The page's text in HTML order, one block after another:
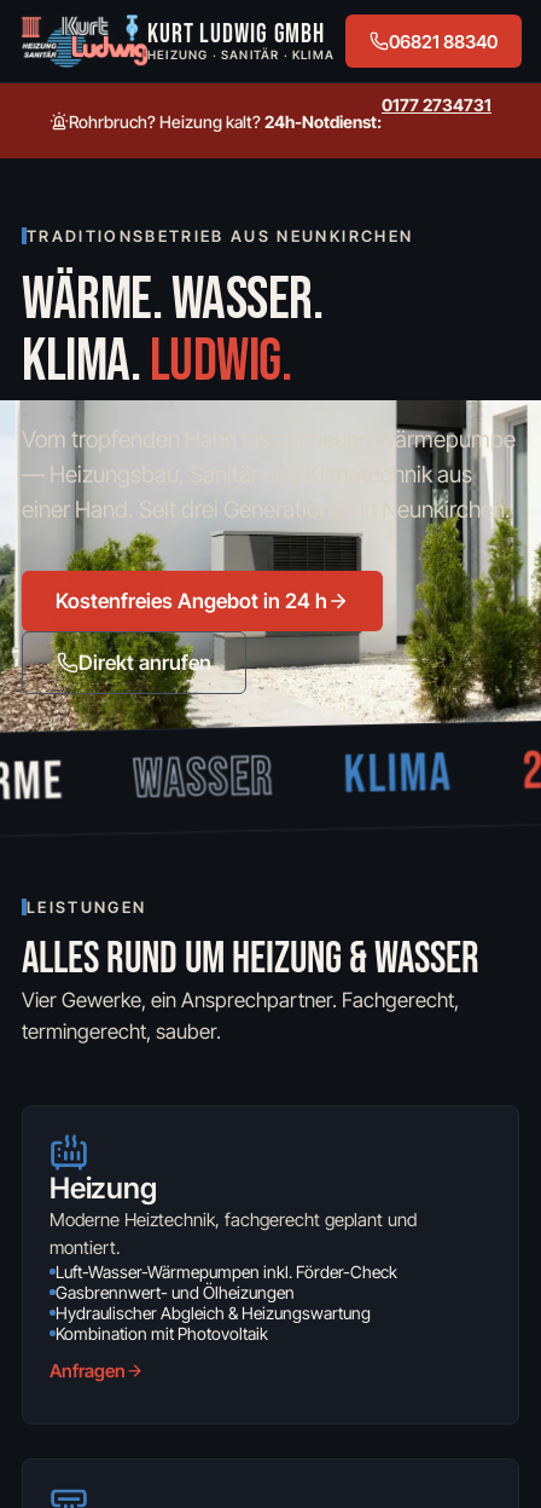
Kurt Ludwig GmbH
HEIZUNG · SANITÄR · KLIMA
06821 88340
Rohrbruch? Heizung kalt?24h-Notdienst:
0177 2734731
TRADITIONSBETRIEB AUS NEUNKIRCHEN
WÄRME. WASSER.
KLIMA.LUDWIG.
Vom tropfenden Hahn bis zur neuen Wärmepumpe
— Heizungsbau, Sanitär und Klimatechnik aus
einer Hand. Seit drei Generationen in Neunkirchen.
Kostenfreies Angebot in 24 h
Direkt anrufen
WASSER KLIMA
LEISTUNGEN
ALLES RUND UM HEIZUNG & WASSER
Vier Gewerke, ein Ansprechpartner. Fachgerecht,
termingerecht, sauber.
Heizung
Moderne Heiztechnik, fachgerecht geplant und
montiert.
Luft-Wasser-Wärmepumpen inkl. Förder-Check
Gasbrennwert- und Ölheizungen
Hydraulischer Abgleich & Heizungswartung
Kombination mit Photovoltaik
Anfragen